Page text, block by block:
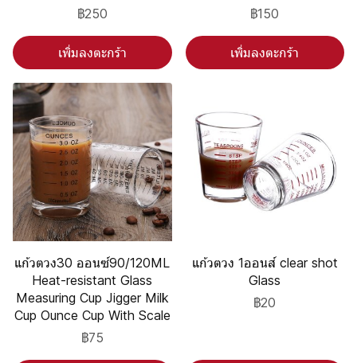
฿250
เพิ่มลงตะกร้า
฿150
เพิ่มลงตะกร้า
แก้วตวง30 ออนซ์90/120ML
Heat-resistant Glass
Measuring Cup Jigger Milk
Cup Ounce Cup With Scale
฿75
แก้วตวง 1ออนส์ clear shot
Glass
฿20